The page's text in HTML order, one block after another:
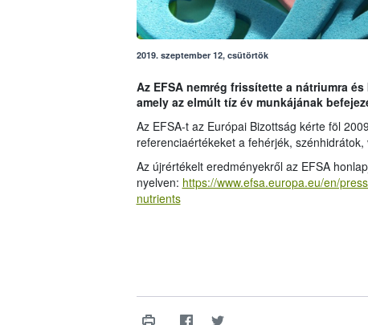
2019. szeptember 12, csütörtök
Az EFSA nemrég frissítette a nátriumra
amely az elmúlt tíz év munkájának
Az EFSA-t az Európai Bizottság kérte föl
referenciaértékeket a fehérjék,
Az újrértékelt eredményekről az EFSA
nyelven: https://www.efsa.europa.eu/en/
nutrients